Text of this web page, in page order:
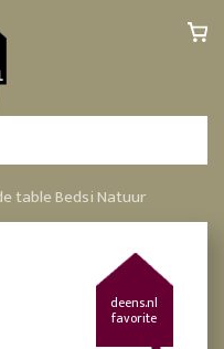
table Bedsi Natuur
deens.nl
favorite